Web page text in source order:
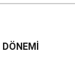
DÖNEMİ